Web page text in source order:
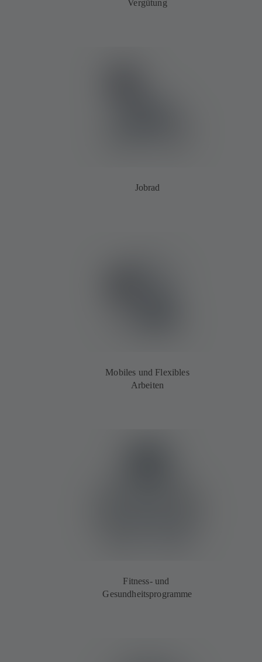
Vergütung
Jobrad
Mobiles und Flexibles
Arbeiten
Fitness- und
Gesundheitsprogramme